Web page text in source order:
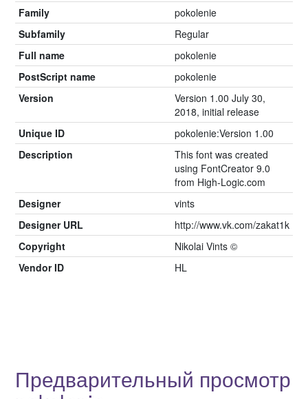
Family
pokolenie
Subfamily
Regular
Full name
pokolenie
PostScript name
pokolenie
Version
Version 1.00 July 30,
2018, initial release
Unique ID
pokolenie:Version 1.00
Description
This font was created
using FontCreator 9.0
from High-Logic.com
Designer
vints
Designer URL
http://www.vk.com/zakat1k
Copyright
Nikolai Vints ©
Vendor ID
HL
Предварительный просмотр